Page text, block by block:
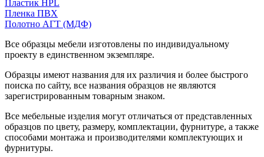
Пластик HPL
Пленка ПВХ
Полотно АГТ (МДФ)
Все образцы мебели изготовлены по индивидуальному
проекту в единственном экземпляре.
Образцы имеют названия для их различия и более быстрого
поиска по сайту, все названия образцов не являются
зарегистрированным товарным знаком.
Все мебельные изделия могут отличаться от представленных
образцов по цвету, размеру, комплектации, фурнитуре, а также
способами монтажа и производителями комплектующих и
фурнитуры.